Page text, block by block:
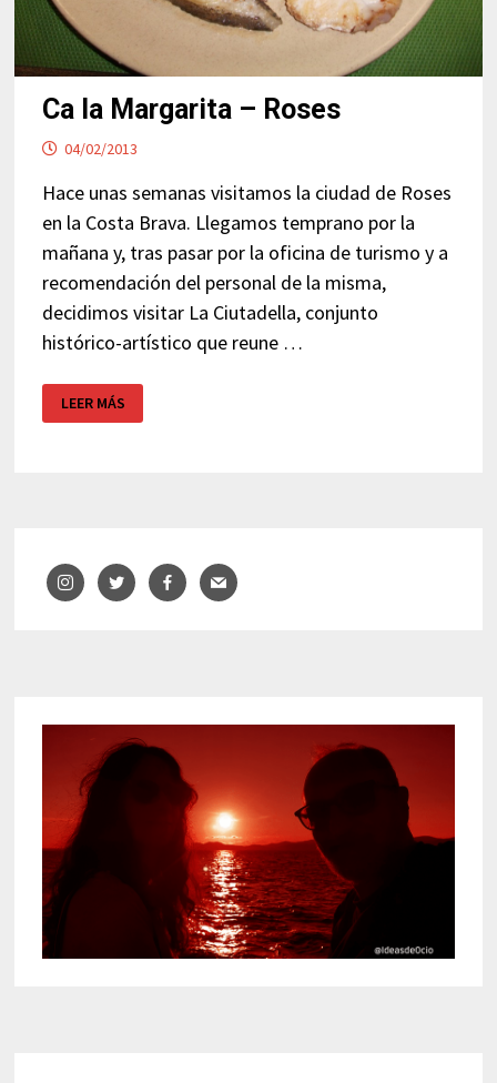
Ca la Margarita – Roses
04/02/2013
Hace unas semanas visitamos la ciudad de Roses
en la Costa Brava. Llegamos temprano por la
mañana y, tras pasar por la oficina de turismo y a
recomendación del personal de la misma,
decidimos visitar La Ciutadella, conjunto
histórico-artístico que reune …
LA
MARGARITA
LEER MÁS